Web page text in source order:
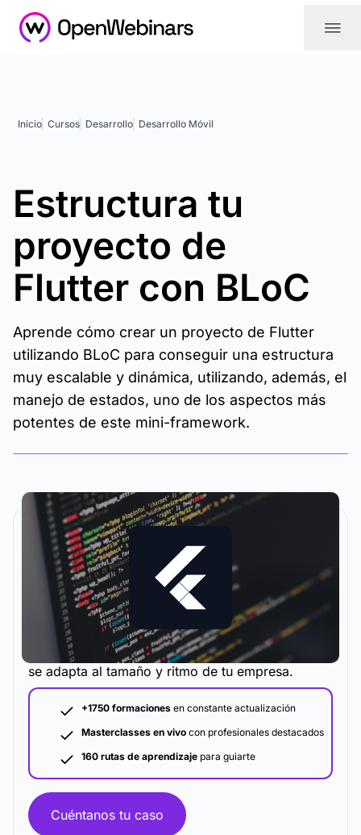
|||
Inicio Cursos Desarrollo Desarrollo Móvil
Estructura tu
proyecto de
Flutter con BLoC
Aprende cómo crear un proyecto de Flutter
utilizando BLoC para conseguir una estructura
muy escalable y dinámica, utilizando, además, el
manejo de estados, uno de los aspectos más
potentes de este mini-framework.
La metodología y plataforma de formación que
se adapta al tamaño y ritmo de tu empresa.
+1750 formaciones en constante actualización
Masterclasses en vivo con profesionales destacados
160 rutas de aprendizaje para guiarte
Cuéntanos tu caso